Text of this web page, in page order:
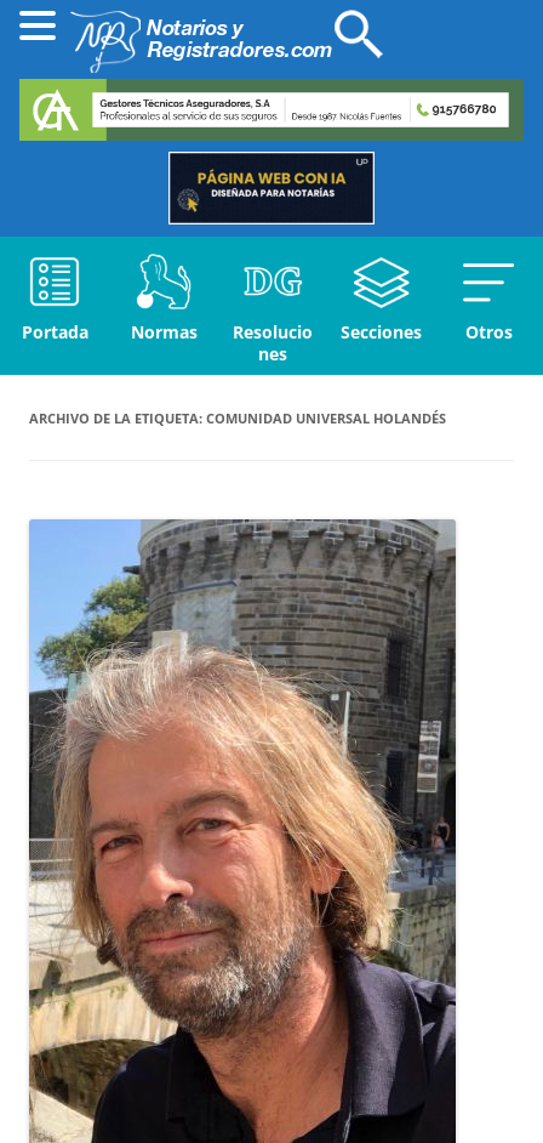
Portada Normas
Resolucio
nes
Secciones Otros
ARCHIVO DE LA ETIQUETA: COMUNIDAD UNIVERSAL HOLANDÉS